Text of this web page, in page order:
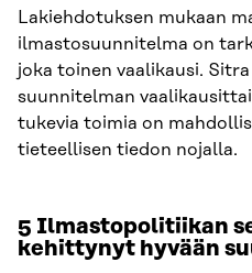
Lakiehdotuksen mukaan
ilmastosuunnitelma on
joka toinen vaalikausi.
suunnitelman
tukevia toimia on
tieteellisen tiedon nojalla.
5 Ilmastopolitiikan
kehittynyt hyvään